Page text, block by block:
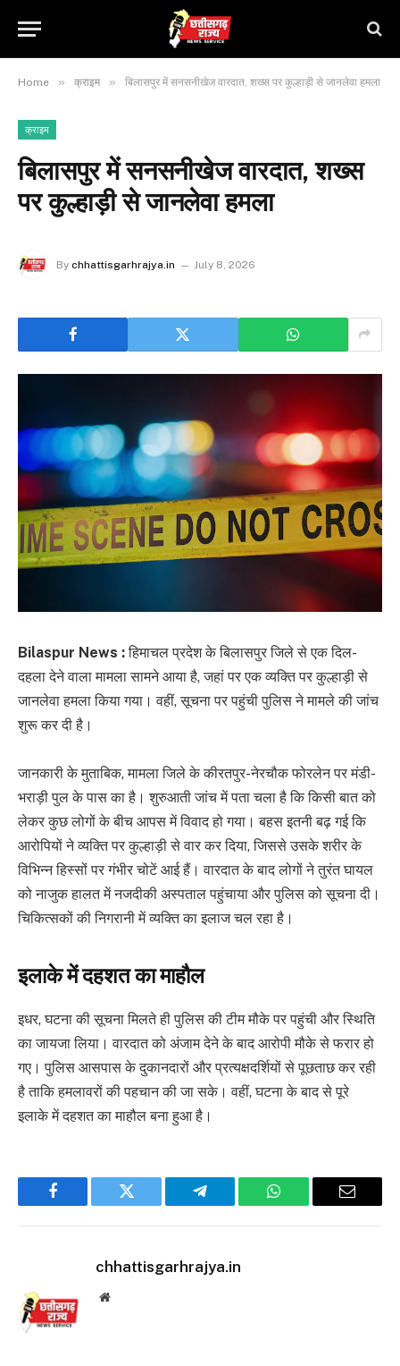
Home » क्राइम » बिलासपुर में सनसनीखेज वारदात, शख्स पर कुल्हाड़ी से जानलेवा हमला
क्राइम
बिलासपुर में सनसनीखेज वारदात, शख्स
पर कुल्हाड़ी से जानलेवा हमला
By chhattisgarhrajya.in July 8, 2026
Bilaspur News :हिमाचल प्रदेश के बिलासपुर जिले से एक दिल-
दहला देने वाला मामला सामने आया है, जहां पर एक व्यक्ति पर कुल्हाड़ी से
जानलेवा हमला किया गया। वहीं, सूचना पर पहुंची पुलिस ने मामले की जांच
शुरू कर दी है।
जानकारी के मुताबिक, मामला जिले के कीरतपुर-नेरचौक फोरलेन पर मंडी-
भराड़ी पुल के पास का है। शुरुआती जांच में पता चला है कि किसी बात को
लेकर कुछ लोगों के बीच आपस में विवाद हो गया। बहस इतनी बढ़ गई कि
आरोपियों ने व्यक्ति पर कुल्हाड़ी से वार कर दिया, जिससे उसके शरीर के
विभिन्न हिस्सों पर गंभीर चोटें आई हैं। वारदात के बाद लोगों ने तुरंत घायल
को नाजुक हालत में नजदीकी अस्पताल पहुंचाया और पुलिस को सूचना दी।
चिकित्सकों की निगरानी में व्यक्ति का इलाज चल रहा है।
इलाके में दहशत का माहौल
इधर, घटना की सूचना मिलते ही पुलिस की टीम मौके पर पहुंची और स्थिति
का जायजा लिया। वारदात को अंजाम देने के बाद आरोपी मौके से फरार हो
गए। पुलिस आसपास के दुकानदारों और प्रत्यक्षदर्शियों से पूछताछ कर रही
है ताकि हमलावरों की पहचान की जा सके। वहीं, घटना के बाद से पूरे
इलाके में दहशत का माहौल बना हुआ है।
Facebook Twitter Telegram WhatsApp Email
chhattisgarhrajya.in
Website